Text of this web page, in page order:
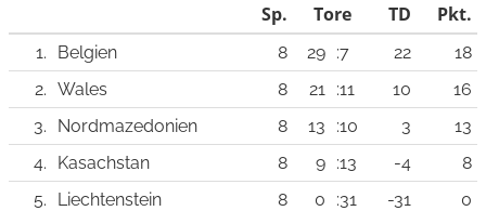
Sp. Tore TD Pkt.
1. Belgien 8 29 :7 22
18
2. Wales 8 21 :11 10
16
3.
Nordmazedonien 8 13 :10 3
13
4.
Kasachstan 8 9 :13 -4
8
5.
Liechtenstein 8 0 :31 -31 0